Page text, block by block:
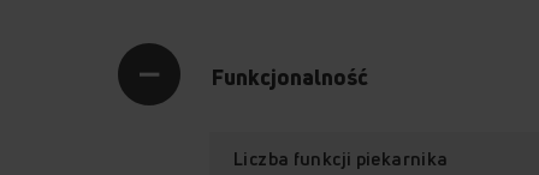
Funkcjonalność
Liczba funkcji piekarnika